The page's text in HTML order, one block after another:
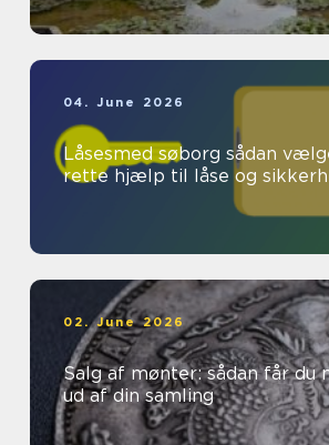
04. June 2026
Låsesmed søborg sådan vælger du den
rette hjælp til låse og
02. June 2026
Salg af mønter: sådan får du
ud af din samling